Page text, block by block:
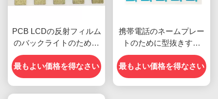
PCB LCDの反射フィルム
のバックライトのために
型抜きする伝導性の布の
精密
最もよい価格を得なさい
携帯電話のネームプレー
トのために型抜きする
KHJのグラファイト脱熱
器精密
最もよい価格を得なさい